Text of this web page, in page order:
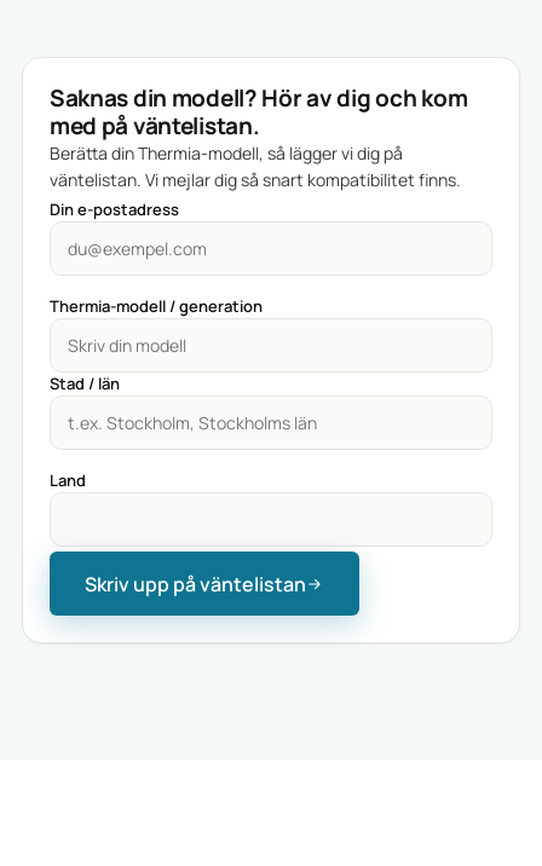
Saknas din modell? Hör av dig och kom
med på väntelistan.
Berätta din Thermia-modell, så lägger vi dig på
väntelistan. Vi mejlar dig så snart kompatibilitet finns.
Din e-postadress
Thermia-modell / generation
Stad / län
Land
Skriv upp på väntelistan